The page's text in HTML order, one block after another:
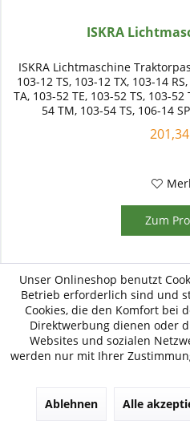
ISKRA
ISKRA Lichtmaschine
103-12 TS, 103-12 TX, 103-14
TA, 103-52 TE, 103-52 TS, 103-
54 TM, 103-54 TS, 106-14
Zum
Unser Onlineshop benutzt
Betrieb erforderlich sind und
Cookies, die den Komfort bei
Direktwerbung dienen oder
Websites und sozialen
werden nur mit Ihrer
Ablehnen Alle